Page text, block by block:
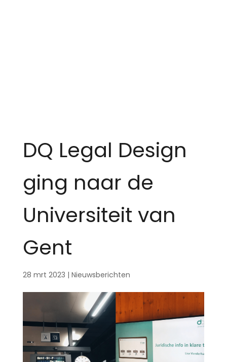
DQ Legal Design
ging naar de
Universiteit van
Gent
28 mrt 2023 | Nieuwsberichten